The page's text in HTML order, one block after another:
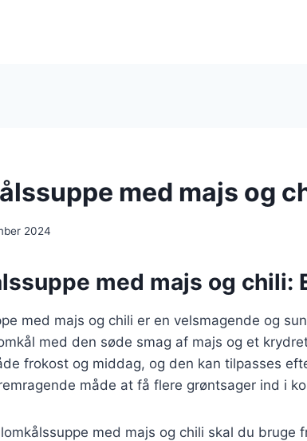
med majs og
2024
med majs og
med majs og chili er en velsmagende og
med den søde smag af majs og et
frokost og middag, og den kan tilpasses
måde at få flere grøntsager ind i
med majs og chili skal du bruge